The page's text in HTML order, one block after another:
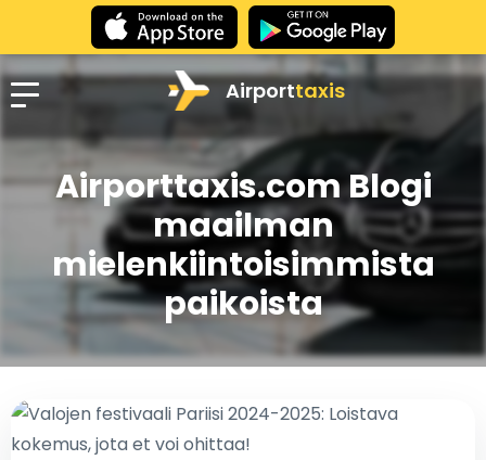
Airporttaxis
Airporttaxis.com Blogi
maailman
mielenkiintoisimmista
paikoista